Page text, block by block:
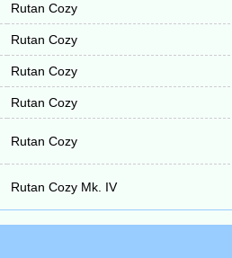
Rutan Cozy
Rutan Cozy
Rutan Cozy
Rutan Cozy
Rutan Cozy
Rutan Cozy Mk. IV